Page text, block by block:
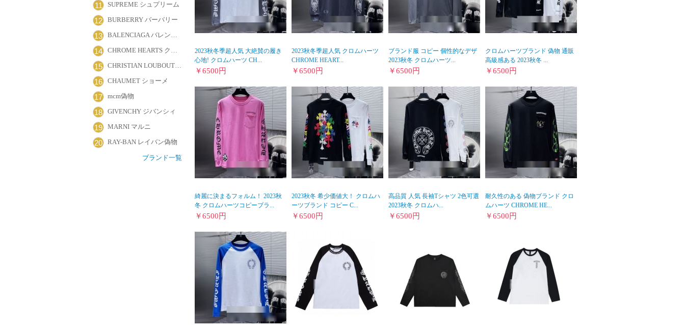
11 SUPREME シュプリーム
12 BURBERRY バーバリー
13 BALENCIAGA バレンシアガ
14 CHROME HEARTS クロムハーツ
15 CHRISTIAN LOUBOUTIN クリスチャン・ルブタン
16 CHAUMET ショーメ
17 mcm偽物
18 GIVENCHY ジバンシィ
19 MARNI マルニ
20 RAY-BAN レイバン偽物
ブランド一覧
2023秋冬季超人気 大絶賛の履き
心地! クロムハーツ CH...
￥6500円
2023秋冬季超人気 クロムハーツ
CHROME HEART...
￥6500円
ブランド服 コピー 個性的なデザ
2023秋冬 クロムハーツ...
￥6500円
クロムハーツブランド 偽物 通販
高級感ある 2023秋冬 ...
￥6500円
綺麗に決まるフォルム！ 2023秋
冬 クロムハーツコピーブラ...
￥6500円
2023秋冬 希少価値大！ クロムハ
ーツブランド コピー C...
￥6500円
高品質 人気 長袖Tシャツ 2色可選
2023秋冬 クロムハ...
￥6500円
耐久性のある 偽物ブランド クロ
ムハーツ CHROME HE...
￥6500円